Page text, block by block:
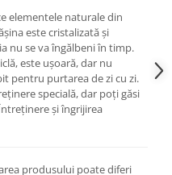
elementele naturale din
este cristalizată și
nu se va îngălbeni în timp.
este ușoară, dar nu
pentru purtarea de zi cu zi.
specială, dar poți găsi
și îngrijirea
produsului poate diferi